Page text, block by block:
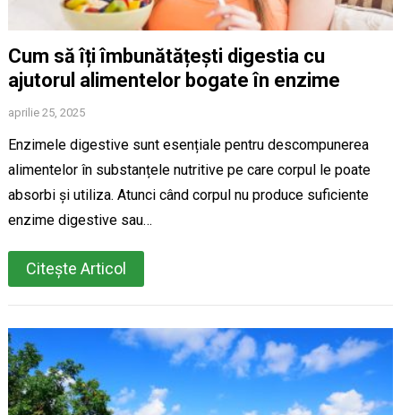
Cum să îți îmbunătățești digestia cu
ajutorul alimentelor bogate în enzime
aprilie 25, 2025
Enzimele digestive sunt esențiale pentru descompunerea
alimentelor în substanțele nutritive pe care corpul le poate
absorbi și utiliza. Atunci când corpul nu produce suficiente
enzime digestive sau…
Citește Articol